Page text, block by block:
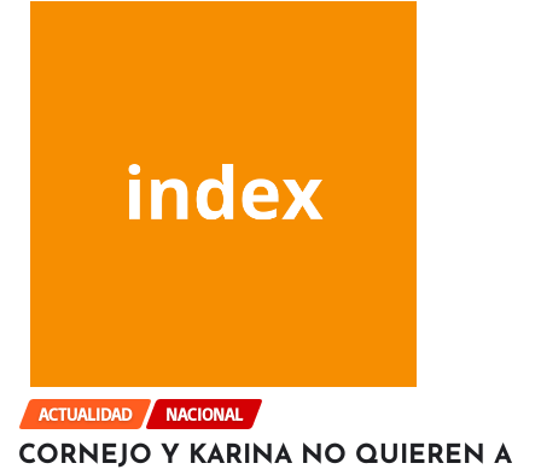
ACTUALIDAD NACIONAL
CORNEJO Y KARINA NO QUIEREN A